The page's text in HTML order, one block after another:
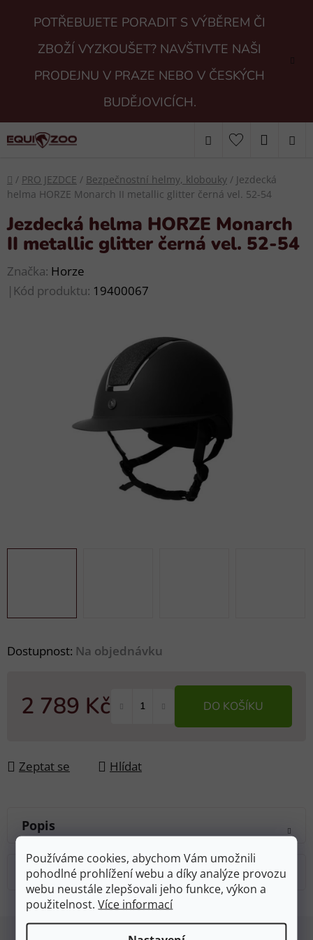
Používáme cookies, abychom Vám umožnili
pohodlné prohlížení webu a díky analýze provozu
webu neustále zlepšovali jeho funkce, výkon a
použitelnost.Více informací
POTŘEBUJETE PORADIT S VÝBĚREM ČI
ZBOŽÍ VYZKOUŠET? NAVŠTIVTE NAŠI
PRODEJNU V PRAZE NEBO V ČESKÝCH
BUDĚJOVICÍCH.
Hledat
KOŠÍK
Domů
/ PRO JEZDCE / Bezpečnostní helmy, klobouky / Jezdecká
helma HORZE Monarch II metallic glitter černá vel. 52-54
Dostupnost: Na objednávku
2 789 Kč DO KOŠÍKU
Zeptat se Hlídat
Jezdecká helma HORZE Monarch
II metallic glitter černá vel. 52-54
Značka: Horze
| Kód produktu: 19400067
Popis
Diskuze